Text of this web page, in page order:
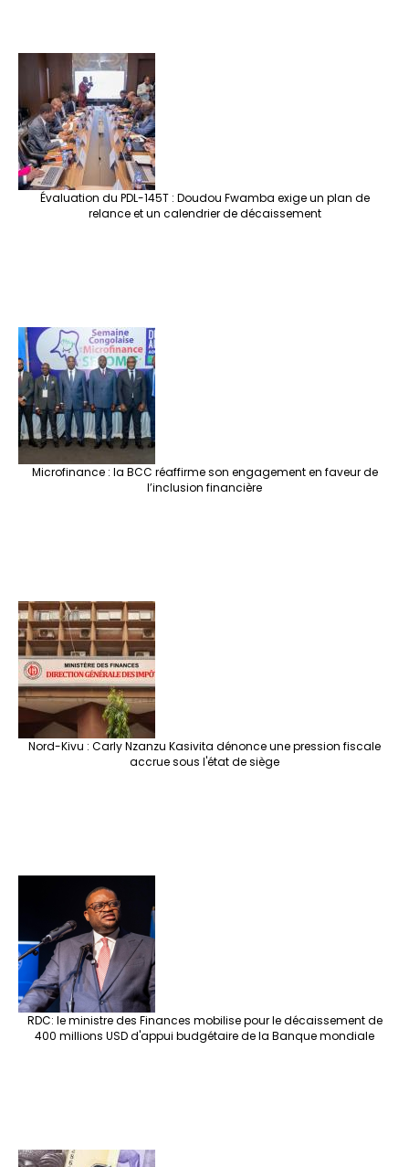
Évaluation du PDL-145T : Doudou Fwamba exige un plan de
relance et un calendrier de décaissement
Microfinance : la BCC réaffirme son engagement en faveur de
l’inclusion financière
Nord-Kivu : Carly Nzanzu Kasivita dénonce une pression fiscale
accrue sous l'état de siège
RDC: le ministre des Finances mobilise pour le décaissement de
400 millions USD d'appui budgétaire de la Banque mondiale